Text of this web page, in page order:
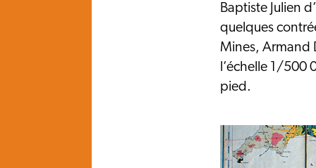
Baptiste Julien
quelques
Mines, Armand
l’échelle 1/500
pied.